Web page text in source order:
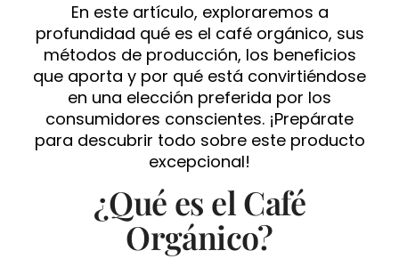
En este artículo, exploraremos a
profundidad qué es el café orgánico, sus
métodos de producción, los beneficios
que aporta y por qué está convirtiéndose
en una elección preferida por los
consumidores conscientes. ¡Prepárate
para descubrir todo sobre este producto
excepcional!
¿Qué es el Café
Orgánico?